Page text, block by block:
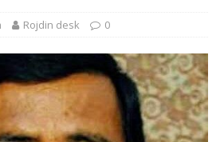
Rojdin desk 0